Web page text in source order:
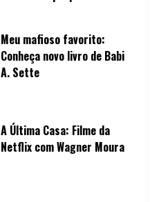
Meu mafioso favorito:
Conheça novo livro de Babi
A. Sette
A Última Casa: Filme da
Netflix com Wagner Moura